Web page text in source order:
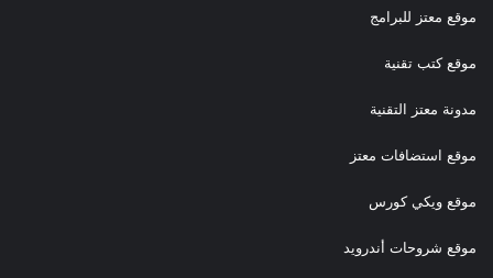
موقع معتز للبرامج
موقع كتب تقنية
مدونة معتز التقنية
موقع استضافات معتز
موقع ويكي كورس
موقع شروحات أندرويد